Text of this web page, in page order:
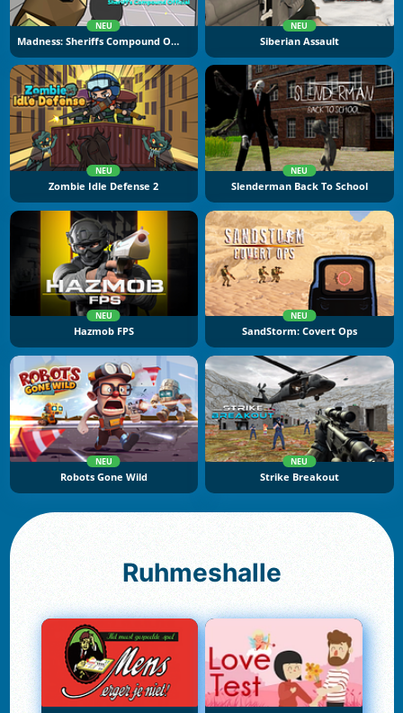
NEU
Madness: Sheriffs Compound Official
NEU
Siberian Assault
NEU
Zombie Idle Defense 2
NEU
Slenderman Back To School
NEU
Hazmob FPS
NEU
SandStorm: Covert Ops
NEU
Robots Gone Wild
NEU
Strike Breakout
Ruhmeshalle